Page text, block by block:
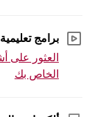
برامج
العثور على
الخاص بك